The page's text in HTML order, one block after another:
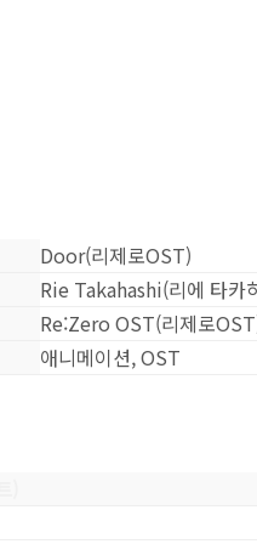
Door(리제로OST)
Rie Takahashi(리에 타카
Re:Zero OST(리제로
애니메이션, OST